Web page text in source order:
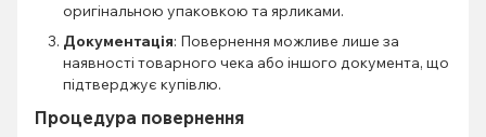
оригінальною упаковкою та ярликами.
Документація: Повернення можливе лише за
наявності товарного чека або іншого документа, що
підтверджує купівлю.
Процедура повернення